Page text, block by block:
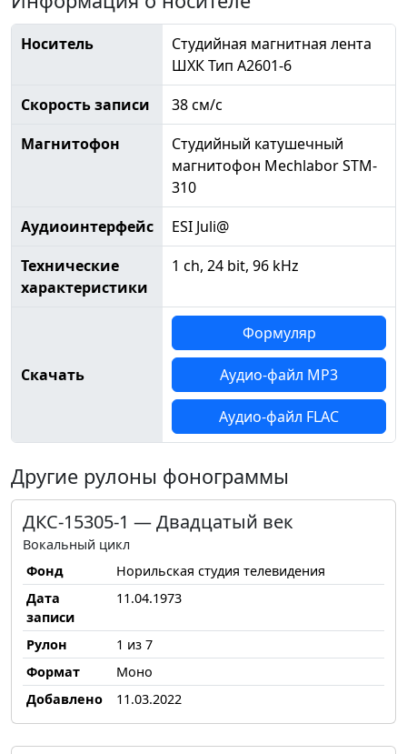
Носитель
Студийная магнитная лента
ШХК Тип А2601-6
Скорость записи
38 см/с
Магнитофон
Студийный катушечный
магнитофон Mechlabor STM-
310
Аудиоинтерфейс
ESI Juli@
Технические
характеристики
1 ch, 24 bit, 96 kHz
Скачать
Формуляр
Аудио-файл MP3
Аудио-файл FLAC
Другие рулоны фонограммы
ДКС-15305-1 — Двадцатый век
Вокальный цикл
Фонд
Норильская студия телевидения
Дата
записи
11.04.1973
Рулон
1 из 7
Формат
Моно
Добавлено
11.03.2022